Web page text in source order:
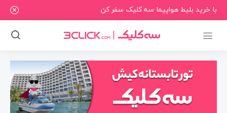
با خرید بلیط هواپیما سه کلیک سفر کن